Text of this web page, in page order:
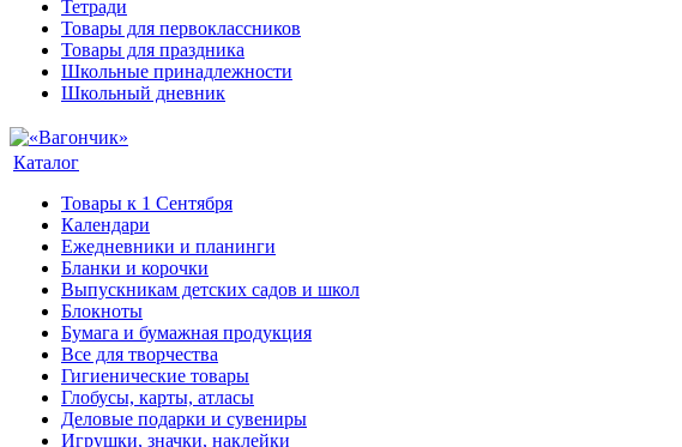
Тетради
Товары для первоклассников
Товары для праздника
Школьные принадлежности
Школьный дневник
Каталог
Товары к 1 Сентября
Календари
Ежедневники и планинги
Бланки и корочки
Выпускникам детских садов и школ
Блокноты
Бумага и бумажная продукция
Все для творчества
Гигиенические товары
Глобусы, карты, атласы
Деловые подарки и сувениры
Игрушки, значки, наклейки